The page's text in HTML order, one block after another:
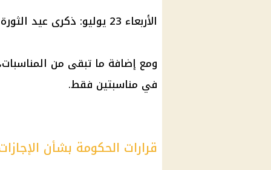
الأربعاء 23 يوليو: ذكرى عيد الثورة.
في مناسبتين فقط.
قرارات الحكومة بشأن